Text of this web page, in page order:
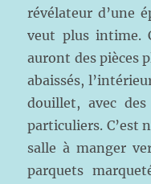
révélateur d’une
veut plus intime.
auront des pièces
abaissés,
douillet, avec des
particuliers. C’est
salle à manger
parquets